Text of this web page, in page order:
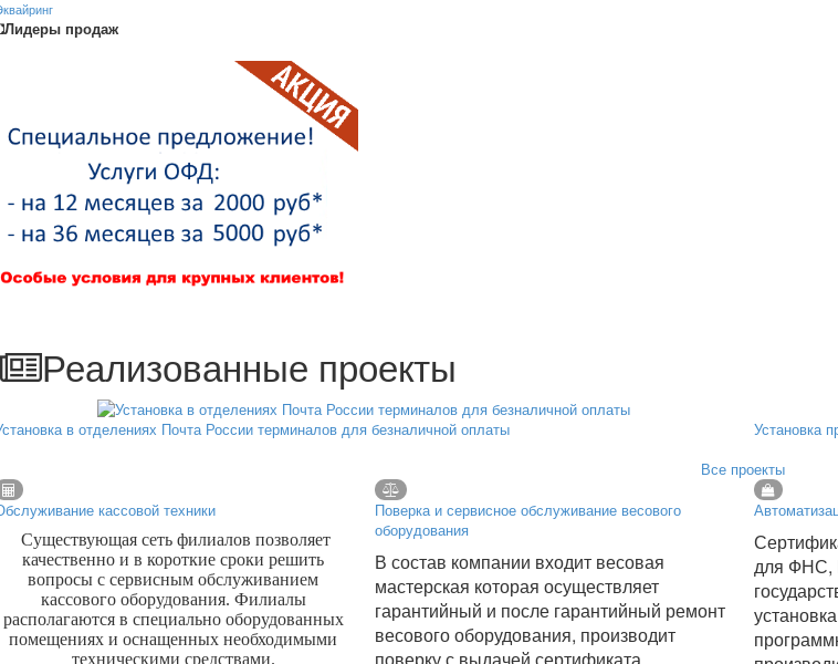
Лидеры продаж
Реализованные проекты
в отделениях Почта России терминалов для безналичной оплаты
Установка
Все проекты
кассовой техники
Существующая сеть филиалов позволяет
качественно и в короткие сроки решить
вопросы с сервисным обслуживанием
кассового оборудования. Филиалы
располагаются в специально оборудованных
помещениях и оснащенных необходимыми
техническими средствами.
Поверка и сервисное обслуживание весового
оборудования
В состав компании входит весовая
мастерская которая осуществляет
гарантийный и после гарантийный ремонт
весового оборудования, производит
поверку с выдачей сертификата
для ФНС,